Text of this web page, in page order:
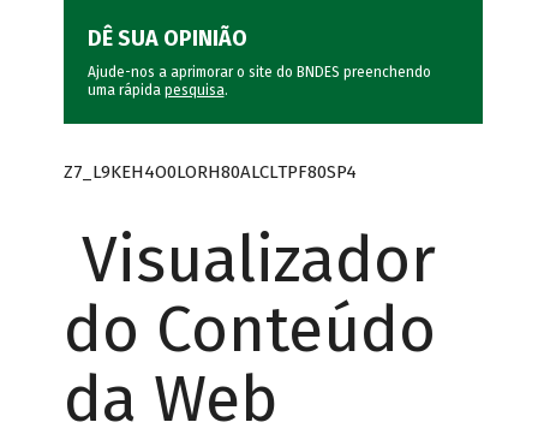
DÊ SUA OPINIÃO
Ajude-nos a aprimorar o site do BNDES preenchendo
uma rápida pesquisa.
Z7_L9KEH4O0LORH80ALCLTPF80SP4
Visualizador
do Conteúdo
da Web